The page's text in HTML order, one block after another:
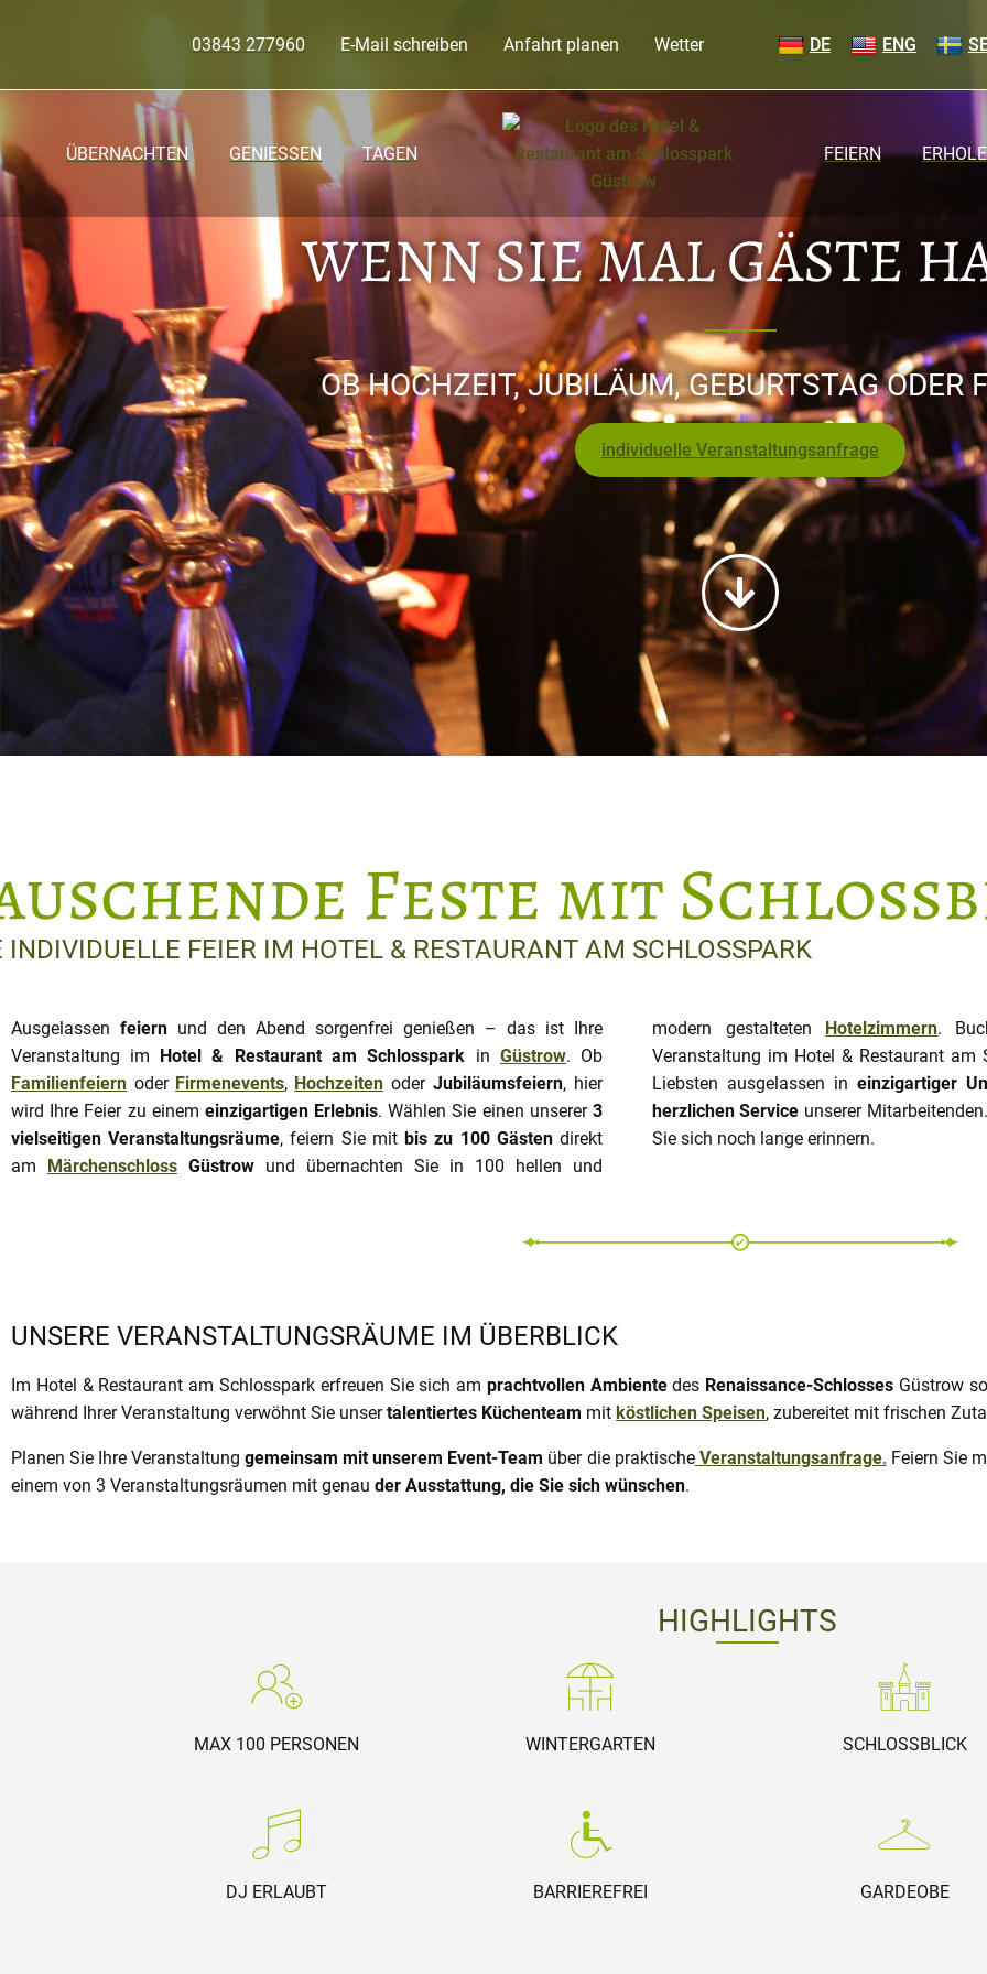
03843 277960 E-Mail schreiben Anfahrt planen Wetter DE ENG
ÜBERNACHTEN GENIESSEN TAGEN FEIERN
WENN SIE MAL GÄSTE
OB HOCHZEIT, JUBILÄUM, GEBURTSTAG ODER
individuelle Veranstaltungsanfrage
Feste mit
INDIVIDUELLE FEIER IM HOTEL & RESTAURANT AM SCHLOSSPARK
Ausgelassen feiern und den Abend sorgenfrei genießen – das ist Ihre
Veranstaltung im Hotel & Restaurant am Schlosspark in Güstrow. Ob
Familienfeiern oder Firmenevents, Hochzeiten oder Jubiläumsfeiern, hier
wird Ihre Feier zu einem einzigartigen Erlebnis. Wählen Sie einen unserer 3
vielseitigen Veranstaltungsräume, feiern Sie mit bis zu 100 Gästen direkt
am Märchenschloss Güstrow und übernachten Sie in 100 hellen und
modern gestalteten Hotelzimmern. Buchen Sie jetzt Ihre traumhafte
Veranstaltung im Hotel & Restaurant am
Liebsten ausgelassen ineinzigartiger
herzlichen Service unserer
Sie sich noch lange erinnern.
UNSERE VERANSTALTUNGSRÄUME IM ÜBERBLICK
Im Hotel & Restaurant am Schlosspark erfreuen Sie sich am prachtvollen Ambientedes Renaissance-Schlosses Güstrow
während Ihrer Veranstaltung verwöhnt Sie unsertalentiertes Küchenteam mit köstlichen Speisen, zubereitet mit frischen
Planen Sie Ihre Veranstaltunggemeinsam mit unserem Event-Team über die praktische Veranstaltungsanfrage.Feiern Sie
einem von 3 Veranstaltungsräumen mit genau der Ausstattung, die Sie sich wünschen.
HIGHLIGHTS
MAX 100 PERSONEN WINTERGARTEN SCHLOSSBLICK
DJ ERLAUBT BARRIEREFREI GARDEOBE